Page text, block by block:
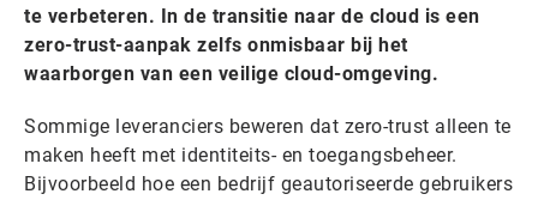
te verbeteren. In de transitie naar de cloud is een
zero-trust-aanpak zelfs onmisbaar bij het
waarborgen van een veilige cloud-omgeving.
Sommige leveranciers beweren dat zero-trust alleen te
maken heeft met identiteits- en toegangsbeheer.
Bijvoorbeeld hoe een bedrijf geautoriseerde gebruikers